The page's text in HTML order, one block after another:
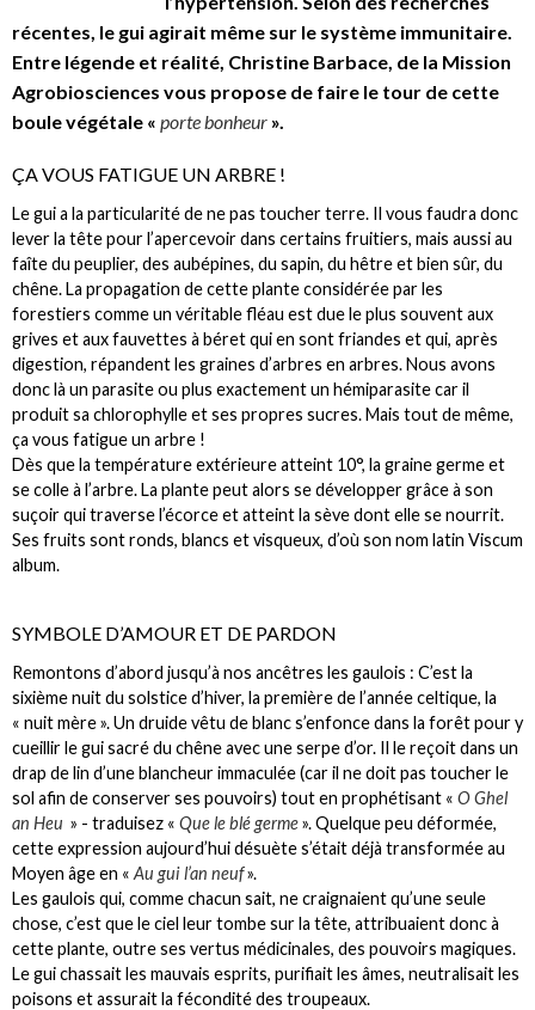
récentes, le gui agirait même sur le système immunitaire.
Entre légende et réalité, Christine Barbace, de la Mission
Agrobiosciences vous propose de faire le tour de cette
boule végétale « porte bonheur ».
ÇA VOUS FATIGUE UN ARBRE !
Le gui a la particularité de ne pas toucher terre. Il vous faudra donc
lever la tête pour l’apercevoir dans certains fruitiers, mais aussi au
faîte du peuplier, des aubépines, du sapin, du hêtre et bien sûr, du
chêne. La propagation de cette plante considérée par les
forestiers comme un véritable fléau est due le plus souvent aux
grives et aux fauvettes à béret qui en sont friandes et qui, après
digestion, répandent les graines d’arbres en arbres. Nous avons
donc là un parasite ou plus exactement un hémiparasite car il
produit sa chlorophylle et ses propres sucres. Mais tout de même,
ça vous fatigue un arbre !
Dès que la température extérieure atteint 10°, la graine germe et
se colle à l’arbre. La plante peut alors se développer grâce à son
suçoir qui traverse l’écorce et atteint la sève dont elle se nourrit.
Ses fruits sont ronds, blancs et visqueux, d’où son nom latin Viscum
album.
SYMBOLE D’AMOUR ET DE PARDON
Remontons d’abord jusqu’à nos ancêtres les gaulois : C’est la
sixième nuit du solstice d’hiver, la première de l’année celtique, la
« nuit mère ». Un druide vêtu de blanc s’enfonce dans la forêt pour y
cueillir le gui sacré du chêne avec une serpe d’or. Il le reçoit dans un
drap de lin d’une blancheur immaculée (car il ne doit pas toucher le
sol afin de conserver ses pouvoirs) tout en prophétisant « O Ghel
an Heu » - traduisez « Que le blé germe». Quelque peu déformée,
cette expression aujourd’hui désuète s’était déjà transformée au
Moyen âge en « Au gui l’an neuf».
Les gaulois qui, comme chacun sait, ne craignaient qu’une seule
chose, c’est que le ciel leur tombe sur la tête, attribuaient donc à
cette plante, outre ses vertus médicinales, des pouvoirs magiques.
Le gui chassait les mauvais esprits, purifiait les âmes, neutralisait les
poisons et assurait la fécondité des troupeaux.